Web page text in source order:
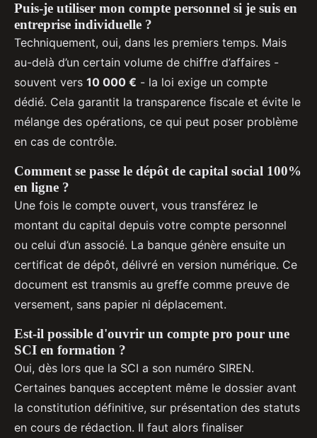
Puis-je utiliser mon compte personnel si je suis en
entreprise individuelle ?
Techniquement, oui, dans les premiers temps. Mais
au-delà d’un certain volume de chiffre d’affaires -
souvent vers 10 000 € - la loi exige un compte
dédié. Cela garantit la transparence fiscale et évite le
mélange des opérations, ce qui peut poser problème
en cas de contrôle.
Comment se passe le dépôt de capital social 100%
en ligne ?
Une fois le compte ouvert, vous transférez le
montant du capital depuis votre compte personnel
ou celui d’un associé. La banque génère ensuite un
certificat de dépôt, délivré en version numérique. Ce
document est transmis au greffe comme preuve de
versement, sans papier ni déplacement.
Est-il possible d'ouvrir un compte pro pour une
SCI en formation ?
Oui, dès lors que la SCI a son numéro SIREN.
Certaines banques acceptent même le dossier avant
la constitution définitive, sur présentation des statuts
en cours de rédaction. Il faut alors finaliser